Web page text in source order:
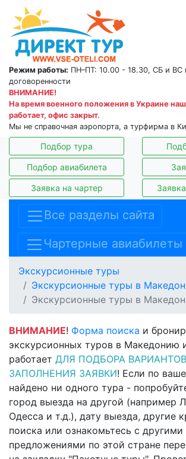
Режим работы: ПН–ПТ: 10.00 - 18.30, СБ и ВС
договоренности
ВНИМАНИЕ!
На время военного положения в Украине
работает, офис закрыт.
Мы не справочная аэропорта, а турфирма в
Подбор тура
Подбор авиабилета
Заявка на чартер
Все разделы сайта
Чартерные авиабилеты
Экскурсионные туры
Экскурсионные туры в
Экскурсионные туры в
ВНИМАНИЕ! Форма поиска и
экскурсионных туров в Македонию
работает ДЛЯ ПОДБОРА
ЗАПОЛНЕНИЯ ЗАЯВКИ! Если по
найдено ни одного тура -
город выезда на другой (например
Одесса и т.д.), дату выезда, другие
поиска или ознакомьтесь с другими
предложениями по этой стране